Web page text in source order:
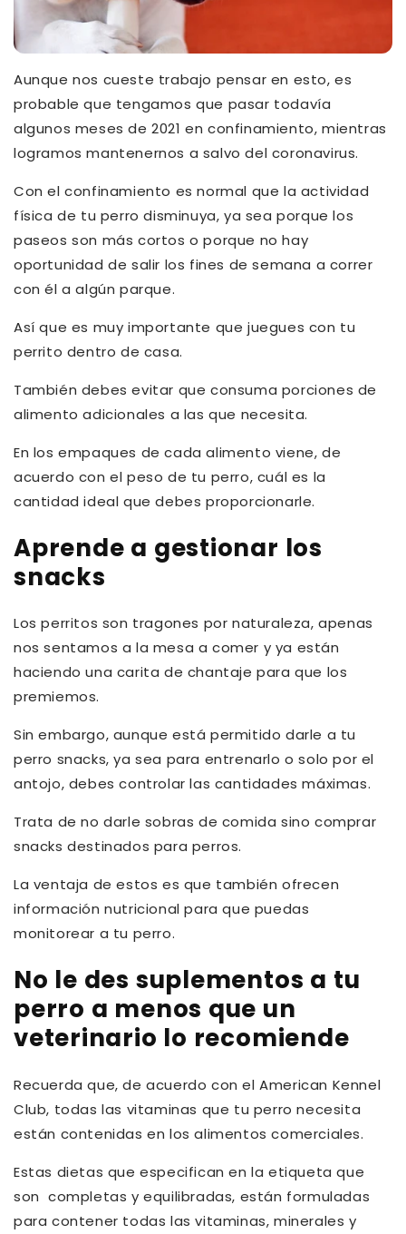
Aunque nos cueste trabajo pensar en esto, es
probable que tengamos que pasar todavía
algunos meses de 2021 en confinamiento, mientras
logramos mantenernos a salvo del coronavirus.
Con el confinamiento es normal que la actividad
física de tu perro disminuya, ya sea porque los
paseos son más cortos o porque no hay
oportunidad de salir los fines de semana a correr
con él a algún parque.
Así que es muy importante que juegues con tu
perrito dentro de casa.
También debes evitar que consuma porciones de
alimento adicionales a las que necesita.
En los empaques de cada alimento viene, de
acuerdo con el peso de tu perro, cuál es la
cantidad ideal que debes proporcionarle.
Aprende a gestionar los
snacks
Los perritos son tragones por naturaleza, apenas
nos sentamos a la mesa a comer y ya están
haciendo una carita de chantaje para que los
premiemos.
Sin embargo, aunque está permitido darle a tu
perro snacks, ya sea para entrenarlo o solo por el
antojo, debes controlar las cantidades máximas.
Trata de no darle sobras de comida sino comprar
snacks destinados para perros.
La ventaja de estos es que también ofrecen
información nutricional para que puedas
monitorear a tu perro.
No le des suplementos a tu
perro a menos que un
veterinario lo recomiende
Recuerda que, de acuerdo con el American Kennel
Club, todas las vitaminas que tu perro necesita
están contenidas en los alimentos comerciales.
Estas dietas que especifican en la etiqueta que
son completas y equilibradas, están formuladas
para contener todas las vitaminas, minerales y